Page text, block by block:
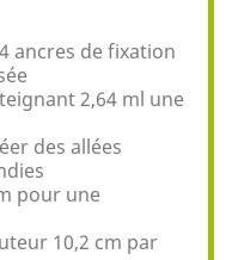
ancres de fixation
2,64 ml une
des allées
pour une
10,2 cm par